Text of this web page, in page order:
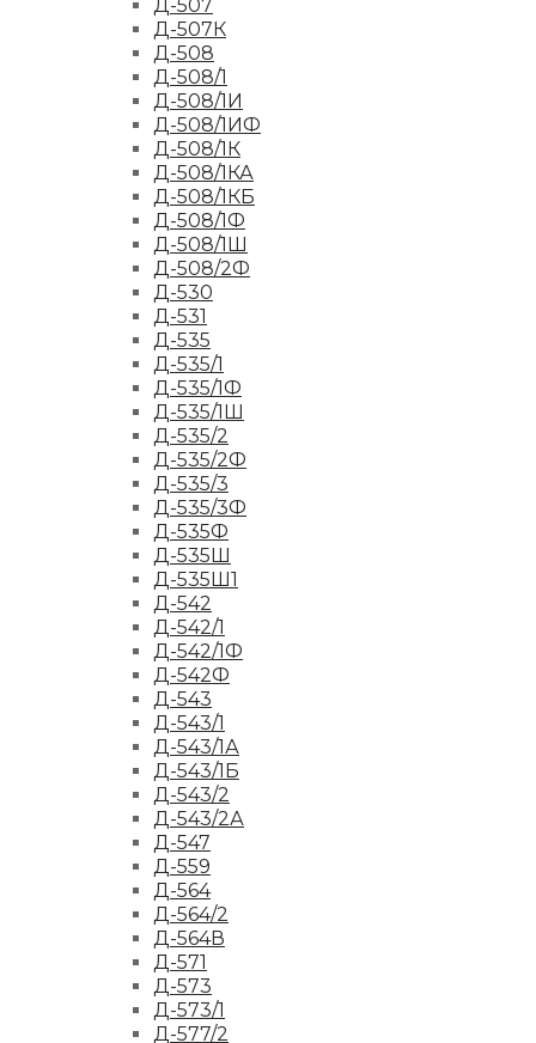
Д-507
Д-507К
Д-508
Д-508/1
Д-508/1И
Д-508/1ИФ
Д-508/1К
Д-508/1КА
Д-508/1КБ
Д-508/1Ф
Д-508/1Ш
Д-508/2Ф
Д-530
Д-531
Д-535
Д-535/1
Д-535/1Ф
Д-535/1Ш
Д-535/2
Д-535/2Ф
Д-535/3
Д-535/3Ф
Д-535Ф
Д-535Ш
Д-535Ш1
Д-542
Д-542/1
Д-542/1Ф
Д-542Ф
Д-543
Д-543/1
Д-543/1А
Д-543/1Б
Д-543/2
Д-543/2А
Д-547
Д-559
Д-564
Д-564/2
Д-564В
Д-571
Д-573
Д-573/1
Д-577/2